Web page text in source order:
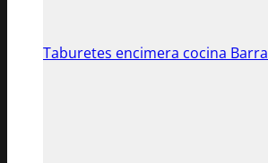
Taburetes encimera cocina Barra